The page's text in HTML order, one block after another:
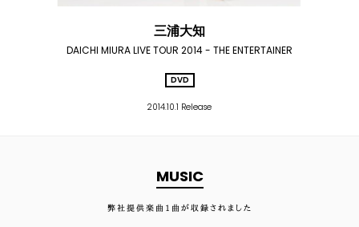
三浦大知
DAICHI MIURA LIVE TOUR 2014 - THE ENTERTAINER
DVD
2014.10.1 Release
MUSIC
弊社提供楽曲 1 曲が収録されました